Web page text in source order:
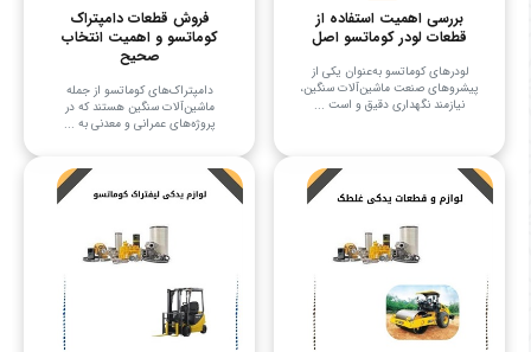
بررسی اهمیت استفاده از
قطعات لودر کوماتسو اصل
لودرهای کوماتسو به‌عنوان یکی از
پیشروهای صنعت ماشین‌آلات سنگین،
نیازمند نگهداری دقیق و است ...
فروش قطعات دامپتراک
کوماتسو و اهمیت انتخاب
صحیح
دامپتراک‌های کوماتسو از جمله
ماشین‌آلات سنگین هستند که در
پروژه‌های عمرانی و معدنی به ...